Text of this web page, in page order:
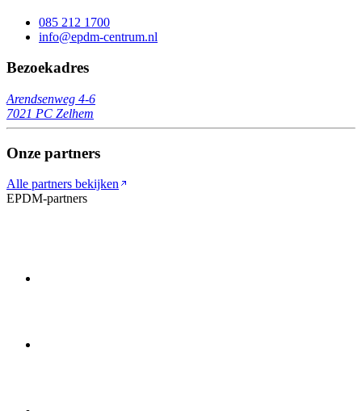
085 212 1700
info@epdm-centrum.nl
Bezoekadres
Arendsenweg 4-6
7021 PC Zelhem
Onze partners
Alle partners bekijken
EPDM-partners